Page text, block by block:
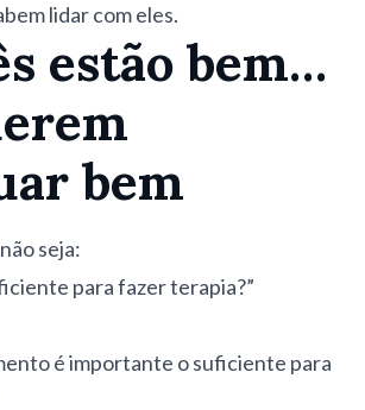
lidar com eles.
estão bem…
bem
seja:
para fazer terapia?”
é importante o suficiente para